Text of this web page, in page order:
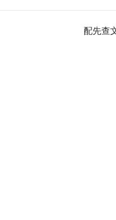
配先查